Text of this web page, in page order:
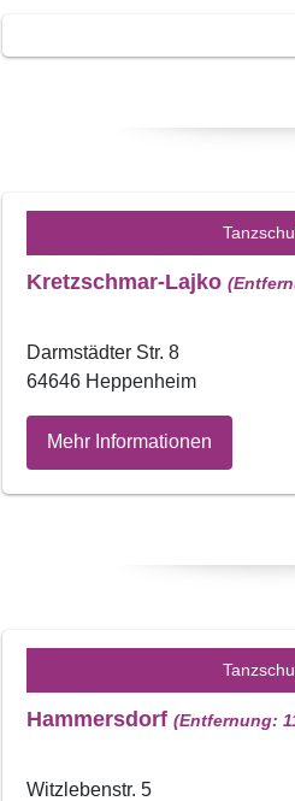
Kretzschmar-Lajko
Darmstädter Str. 8
64646 Heppenheim
Mehr Informationen
Hammersdorf (Entfernung:
Witzlebenstr. 5